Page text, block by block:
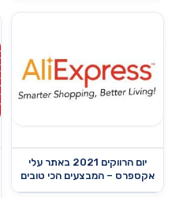
יום הרווקים 2021 באתר עלי
אקספרס – המבצעים הכי טובים